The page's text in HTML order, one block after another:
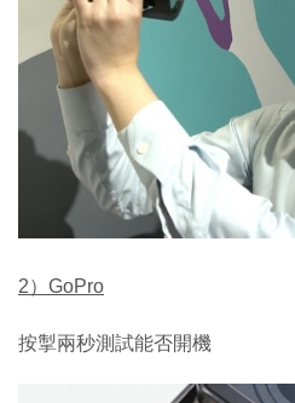
2）GoPro
按掣兩秒測試能否開機